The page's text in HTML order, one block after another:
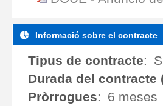
Informació sobre el contracte
Tipus de contracte:
Durada del contracte
Pròrrogues:
6 meses